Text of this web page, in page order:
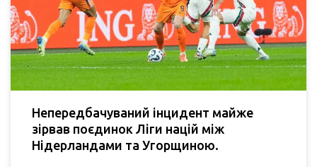
Непередбачуваний інцидент майже
зірвав поєдинок Ліги націй між
Нідерландами та Угорщиною.